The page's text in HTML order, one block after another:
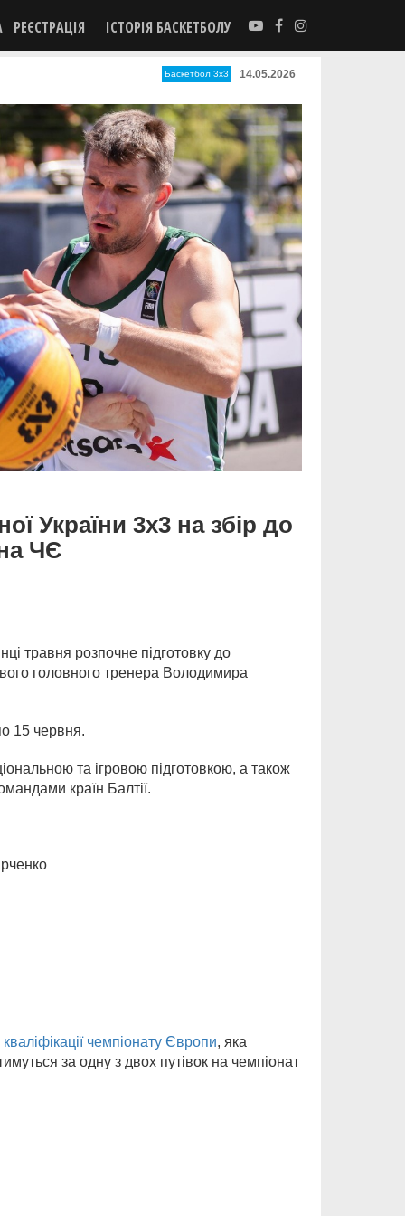
РЕЄСТРАЦІЯ ІСТОРІЯ БАСКЕТБОЛУ
Баскетбол 3х3 14.05.2026
України 3х3 на збір до
ЧЄ
травня розпочне підготовку до
головного тренера Володимира
15 червня.
та ігровою підготовкою, а також
країн Балтії.
кваліфікації чемпіонату Європи, яка
за одну з двох путівок на чемпіонат